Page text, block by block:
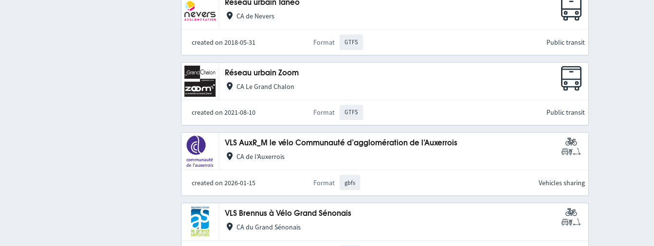
Réseau urbain Tanéo
CA de Nevers
created on 2018-05-31 Format GTFS Public transit
Réseau urbain Zoom
CA Le Grand Chalon
created on 2021-08-10 Format GTFS Public transit
VLS AuxR_M le vélo Communauté d’agglomération de l’Auxerrois
CA de l'Auxerrois
created on 2026-01-15 Format gbfs Vehicles sharing
VLS Brennus à Vélo Grand Sénonais
CA du Grand Sénonais